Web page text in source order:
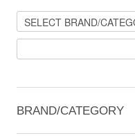
BRAND/CATEGORY